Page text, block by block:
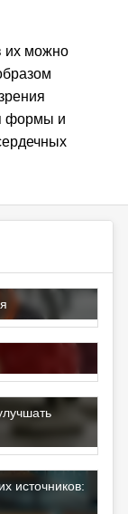
их можно
формы и
источников: